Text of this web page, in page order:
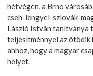
hétvégén, a Brno
cseh-lengyel-szlovák-
László István tanítványa
teljesítménnyel az
ahhoz, hogy a magyar
helyet.